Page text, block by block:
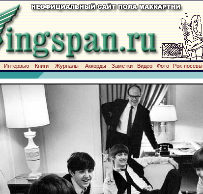
Интервью Книги Журналы Аккорды Заметки Видео Фото Рок-посевы